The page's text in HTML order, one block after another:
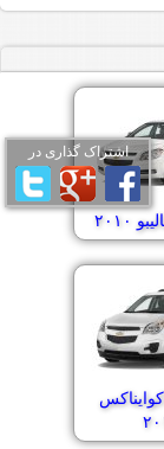
۲۰۱۰
اشتراک گذاری در